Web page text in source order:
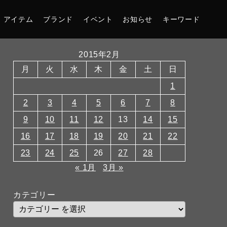
アイテム ブランド イベント お知らせ キーワード
2015年2月
月
火 水 木 金 土
日
1
2
3 4 5 6 7
8
9
10 11 12 13 14
15
16
17 18 19 20 21
22
23
24 25 26 27
28
« 1月
3月 »
カテゴリー